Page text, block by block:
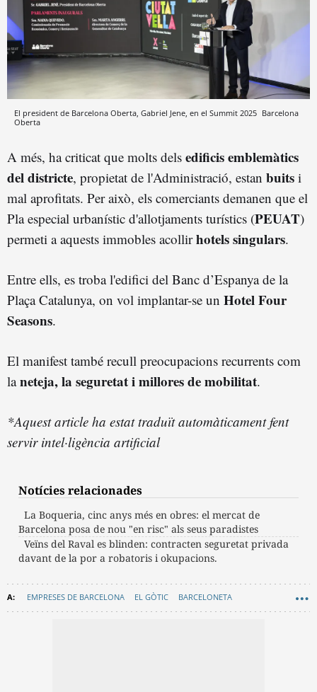
El president de Barcelona Oberta, Gabriel Jene, en el Summit 2025 Barcelona
Oberta
A més, ha criticat que molts dels edificis emblemàtics
del districte, propietat de l'Administració, estan buits i
mal aprofitats. Per això, els comerciants demanen que el
Pla especial urbanístic d'allotjaments turístics (PEUAT)
permeti a aquests immobles acollirhotels singulars.
Entre ells, es troba l'edifici del Banc d’Espanya de la
Plaça Catalunya, on vol implantar-se un Hotel Four
Seasons.
El manifest també recull preocupacions recurrents com
laneteja, la seguretat i millores de mobilitat.
*Aquest article ha estat traduït automàticament fent
servir intel·ligència artificial
Notícies relacionades
La Boqueria, cinc anys més en obres: el mercat de
Barcelona posa de nou "en risc" als seus paradistes
Veïns del Raval es blinden: contracten seguretat privada
davant de la por a robatoris i okupacions.
EMPRESES DE BARCELONA EL GÒTIC BARCELONETA